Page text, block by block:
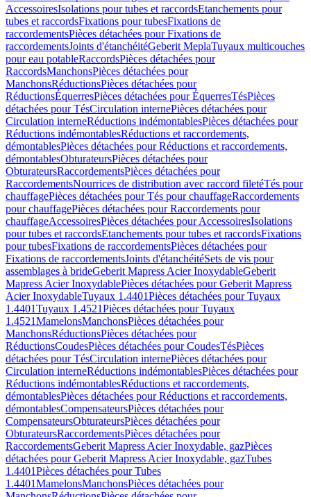
AccessoiresIsolations pour tubes et raccordsEtanchements pour
tubes et raccordsFixations pour tubesFixations de
raccordementsPièces détachées pour Fixations de
raccordementsJoints d'étanchéitéGeberit MeplaTuyaux multicouches
pour eau potableRaccordsPièces détachées pour
RaccordsManchonsPièces détachées pour
ManchonsRéductionsPièces détachées pour
RéductionsÉquerresPièces détachées pour ÉquerresTésPièces
détachées pour TésCirculation internePièces détachées pour
Circulation interneRéductions indémontablesPièces détachées pour
Réductions indémontablesRéductions et raccordements,
démontablesPièces détachées pour Réductions et raccordements,
démontablesObturateursPièces détachées pour
ObturateursRaccordementsPièces détachées pour
RaccordementsNourrices de distribution avec raccord filetéTés pour
chauffagePièces détachées pour Tés pour chauffageRaccordements
pour chauffagePièces détachées pour Raccordements pour
chauffageAccessoiresPièces détachées pour AccessoiresIsolations
pour tubes et raccordsEtanchements pour tubes et raccordsFixations
pour tubesFixations de raccordementsPièces détachées pour
Fixations de raccordementsJoints d'étanchéitéSets de vis pour
assemblages à brideGeberit Mapress Acier InoxydableGeberit
Mapress Acier InoxydablePièces détachées pour Geberit Mapress
Acier InoxydableTuyaux 1.4401Pièces détachées pour Tuyaux
1.4401Tuyaux 1.4521Pièces détachées pour Tuyaux
1.4521MamelonsManchonsPièces détachées pour
ManchonsRéductionsPièces détachées pour
RéductionsCoudesPièces détachées pour CoudesTésPièces
détachées pour TésCirculation internePièces détachées pour
Circulation interneRéductions indémontablesPièces détachées pour
Réductions indémontablesRéductions et raccordements,
démontablesPièces détachées pour Réductions et raccordements,
démontablesCompensateursPièces détachées pour
CompensateursObturateursPièces détachées pour
ObturateursRaccordementsPièces détachées pour
RaccordementsGeberit Mapress Acier Inoxydable, gazPièces
détachées pour Geberit Mapress Acier Inoxydable, gazTubes
1.4401Pièces détachées pour Tubes
1.4401MamelonsManchonsPièces détachées pour